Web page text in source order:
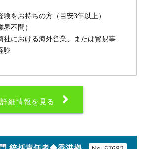
験をお持ちの方（目安3年以上）
不問）
における海外営業、または貿易事
験
詳細情報を見る